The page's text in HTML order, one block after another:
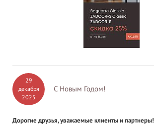
29
декабря
2025
С Новым Годом!
Дорогие друзья, уважаемые клиенты и партнеры!